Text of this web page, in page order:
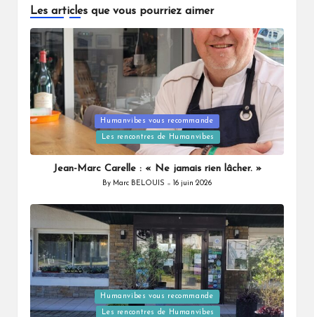
Les articles que vous pourriez aimer
Posted
Humanvibes vous recommande
Les rencontres de Humanvibes
Jean-Marc Carelle : « Ne jamais rien lâcher. »
Posted
By Marc BELOUIS 16 juin 2026
Posted
in
Humanvibes vous recommande
Les rencontres de Humanvibes